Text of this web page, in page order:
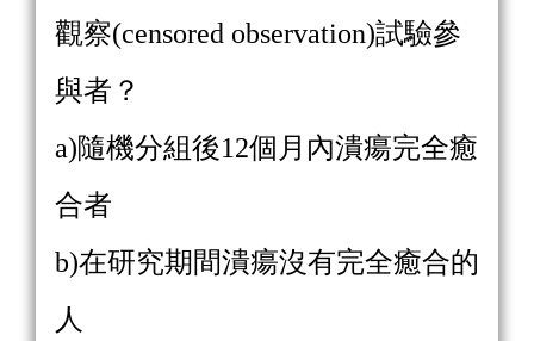
觀察(censored observation)試驗參
與者？
a)隨機分組後12個月內潰瘍完全癒
合者
b)在研究期間潰瘍沒有完全癒合的
人